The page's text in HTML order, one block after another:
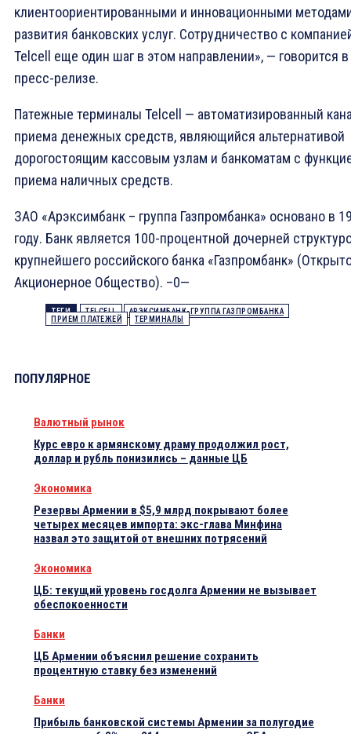
клиентоориентированными и инновационными
развития банковских услуг. Сотрудничество с
Telcell еще один шаг в этом направлении», — говорится в
пресс-релизе.
Патежные терминалы Telcell — автоматизированный
приема денежных средств, являющийся альтернативой
дорогостоящим кассовым узлам и банкоматам с
приема наличных средств.
ЗАО «Арэксимбанк – группа Газпромбанка» основано в
году. Банк является 100-процентной дочерней
крупнейшего российского банка «Газпромбанк»
Акционерное Oбщество). –0—
ТЕГИ TELCELL
АРЭКСИМБАНК-ГРУППА ГАЗПРОМБАНКА
ПРИЕМ ПЛАТЕЖЕЙ
ТЕРМИНАЛЫ
ПОПУЛЯРНОЕ
Валютный рынок
Курс евро к армянскому драму продолжил рост,
доллар и рубль понизились – данные ЦБ
Экономика
Резервы Армении в $5,9 млрд покрывают более
четырех месяцев импорта: экс-глава Минфина
назвал это защитой от внешних потрясений
Экономика
ЦБ: текущий уровень госдолга Армении не вызывает
обеспокоенности
Банки
ЦБ Армении объяснил решение сохранить
процентную ставку без изменений
Банки
Прибыль банковской системы Армении за полугодие